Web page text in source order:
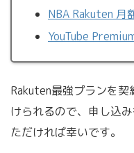
NBA Rakuten 月
YouTube
Rakuten最強プランを
けられるので、申し込
ただければ幸いです。